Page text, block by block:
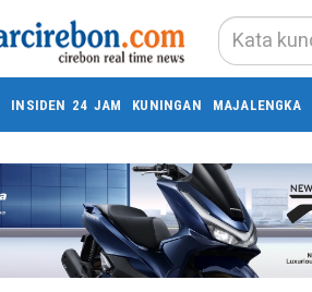
INSIDEN 24 JAM KUNINGAN MAJALENGKA